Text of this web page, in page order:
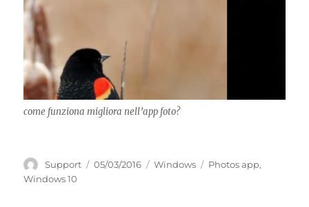
come funziona migliora nell’app foto?
Autore
Support
Pubblicato
05/03/2016 Categorie
Windows Tag
Photos app,
Windows 10